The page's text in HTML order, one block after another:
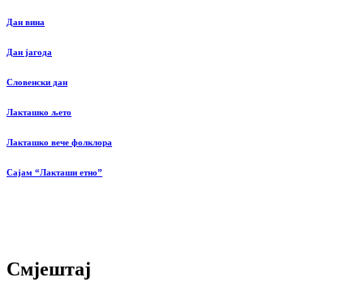
Дан вина
Дан јагода
Словенски дан
Лакташко љето
Лакташко вече фолклора
Сајам “Лакташи етно”
Смјештај